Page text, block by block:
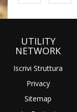
UTILITY
NETWORK
Iscrivi Struttura
Privacy
Sitemap